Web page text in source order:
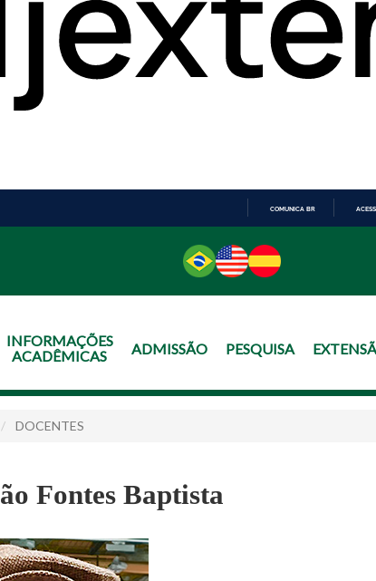
PARA
CONTEÚDO
COMUNICA BR
INFORMAÇÕES
ACADÊMICAS
ADMISSÃO PESQUISA
DOCENTES
Fontes Baptista